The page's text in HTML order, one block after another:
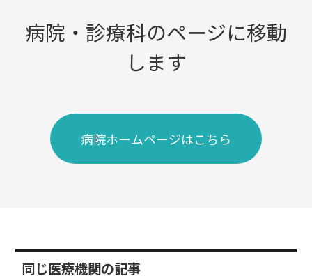
病院・診療科のページに移動
します
病院ホームページはこちら
同じ医療機関の記事